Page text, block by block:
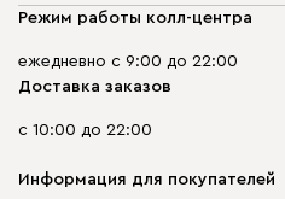
Режим работы колл-центра
ежедневно с 9:00 до 22:00
Доставка заказов
с 10:00 до 22:00
Информация для покупателей